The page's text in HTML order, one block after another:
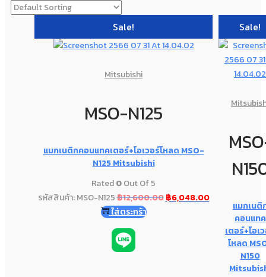
Sale!
Mitsubishi
MSO-N125
แมกเนติกคอนแทคเตอร์+โอเวอร์โหลด MSO-
N125 Mitsubishi
Rated0Out Of 5
รหัสสินค้า: MSO-N125฿12,600.00 ฿6,048.00
ใส่ตระกร้า
Sale!
แมกเนติ
คอนแทค
เตอร์+โอเ
โหลด
N150